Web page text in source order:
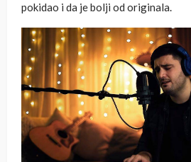
pokidao i da je bolji od originala.